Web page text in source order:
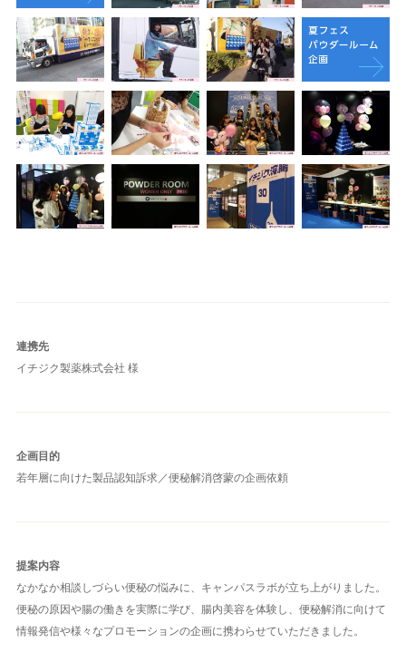
連携先
イチジク製薬株式会社 様
企画目的
若年層に向けた製品認知訴求／便秘解消啓蒙の企画依頼
提案内容
なかなか相談しづらい便秘の悩みに、キャンパスラボが立ち上がりました。
便秘の原因や腸の働きを実際に学び、腸内美容を体験し、便秘解消に向けて
情報発信や様々なプロモーションの企画に携わらせていただきました。